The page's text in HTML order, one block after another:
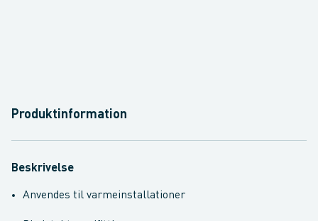
Produktinformation
Beskrivelse
Anvendes til varmeinstallationer